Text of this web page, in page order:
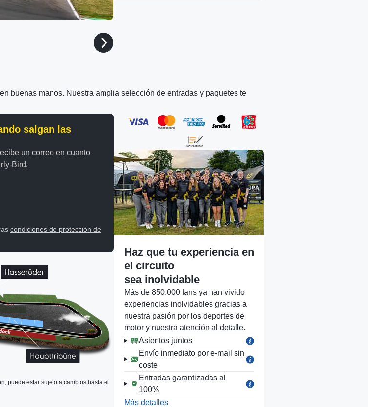
buenas manos. Nuestra amplia selección de entradas y paquetes te
salgan las
un correo en cuanto
Bird.
condiciones de protección de
puede estar sujeto a cambios hasta el
Haz que tu experiencia en
el circuito
sea inolvidable
Más de 850.000 fans ya han vivido
experiencias inolvidables gracias a
nuestra pasión por los deportes de
motor y nuestra atención al detalle.
Asientos juntos
Envío inmediato por e-mail sin
coste
Entradas garantizadas al
100%
Más detalles